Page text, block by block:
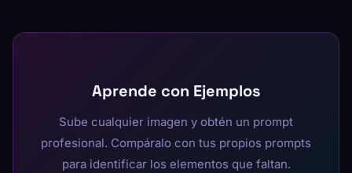
Aprende con Ejemplos
Sube cualquier imagen y obtén un prompt
profesional. Compáralo con tus propios prompts
para identificar los elementos que faltan.